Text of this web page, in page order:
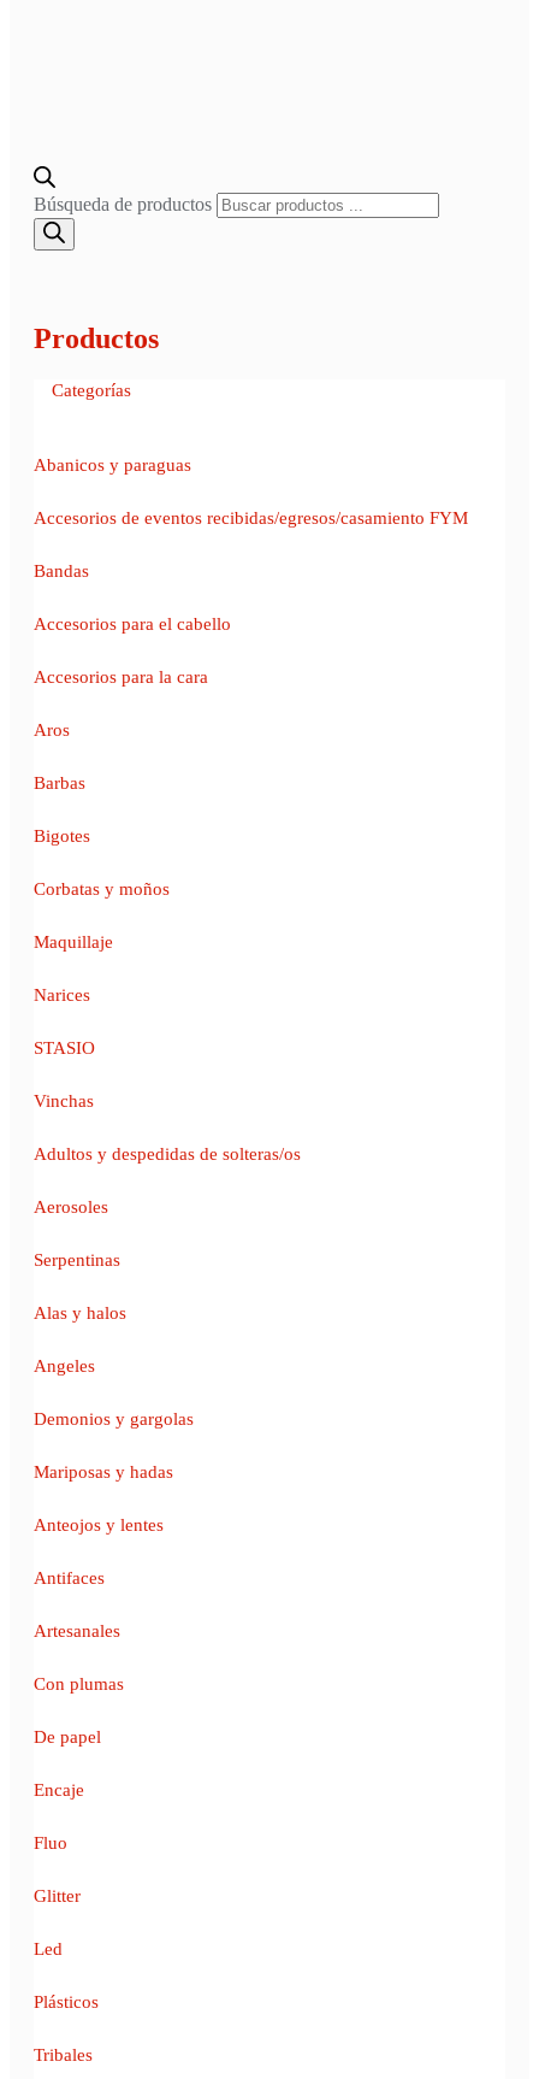
Búsqueda de productos
Productos
Categorías
Abanicos y paraguas
Accesorios de eventos recibidas/egresos/casamiento FYM
Bandas
Accesorios para el cabello
Accesorios para la cara
Aros
Barbas
Bigotes
Corbatas y moños
Maquillaje
Narices
STASIO
Vinchas
Adultos y despedidas de solteras/os
Aerosoles
Serpentinas
Alas y halos
Angeles
Demonios y gargolas
Mariposas y hadas
Anteojos y lentes
Antifaces
Artesanales
Con plumas
De papel
Encaje
Fluo
Glitter
Led
Plásticos
Tribales